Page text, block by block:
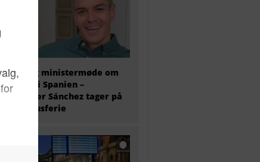
i dag ministermøde om
i Spanien –
Sánchez tager på
luksusferie